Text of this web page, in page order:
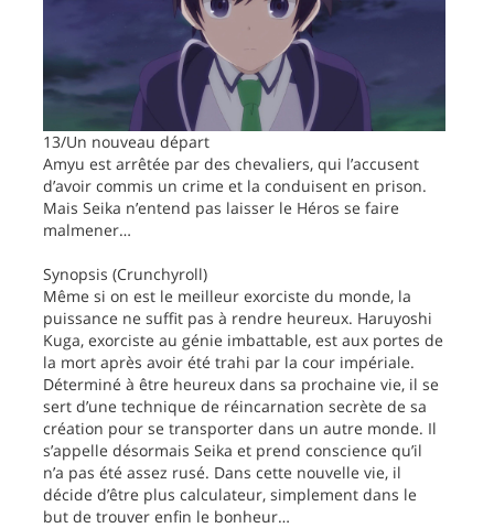
13/Un nouveau départ
Amyu est arrêtée par des chevaliers, qui l’accusent
d’avoir commis un crime et la conduisent en prison.
Mais Seika n’entend pas laisser le Héros se faire
malmener…
Synopsis (Crunchyroll)
Même si on est le meilleur exorciste du monde, la
puissance ne suffit pas à rendre heureux. Haruyoshi
Kuga, exorciste au génie imbattable, est aux portes de
la mort après avoir été trahi par la cour impériale.
Déterminé à être heureux dans sa prochaine vie, il se
sert d’une technique de réincarnation secrète de sa
création pour se transporter dans un autre monde. Il
s’appelle désormais Seika et prend conscience qu’il
n’a pas été assez rusé. Dans cette nouvelle vie, il
décide d’être plus calculateur, simplement dans le
but de trouver enfin le bonheur…